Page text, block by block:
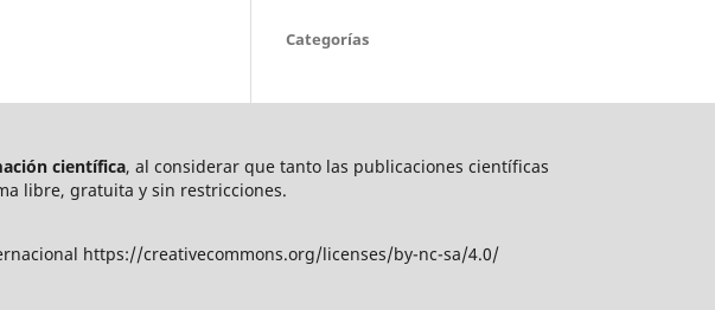
Categorías
científica, al considerar que tanto las publicaciones científicas
libre, gratuita y sin restricciones.
https://creativecommons.org/licenses/by-nc-sa/4.0/